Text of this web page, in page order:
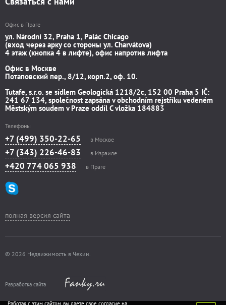
Офис в Праге
ул. Národní 32, Praha 1, Palác Chicago
(вход через арку со стороны ул. Charvátova)
4 этаж (кнопка 4 в лифте), офис напротив лифта
Офис в Москве
Потаповский пер., 8/12, корп.2, оф. 10.
Tutafe, s.r.o. se sídlem Geologická 1218/2c, 152 00 Praha 5 IČ:
241 67 134, společnost zapsána v obchodním rejstříku vedeném
Městským soudem v Praze oddíl C vložka 184883
Телефоны
+7 (499) 350-22-65 в Москве
+7 (343) 226-46-83 в Израиле
+420 774 065 938 в Праге
полная версия сайта
© 2026 Недвижимость в Чехии.
Разработка сайта
Работая с этим сайтом, вы даете свое согласие на